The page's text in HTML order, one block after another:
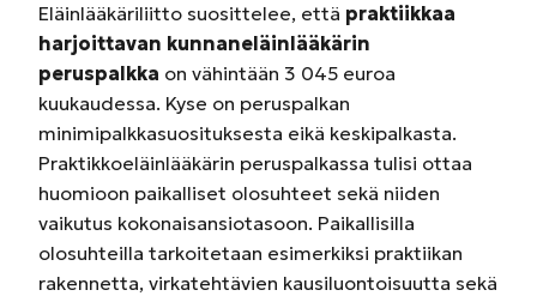
Eläinlääkäriliitto suosittelee, että praktiikkaa
harjoittavan kunnaneläinlääkärin
peruspalkka on vähintään 3 045 euroa
kuukaudessa. Kyse on peruspalkan
minimipalkkasuosituksesta eikä keskipalkasta.
Praktikkoeläinlääkärin peruspalkassa tulisi ottaa
huomioon paikalliset olosuhteet sekä niiden
vaikutus kokonaisansiotasoon. Paikallisilla
olosuhteilla tarkoitetaan esimerkiksi praktiikan
rakennetta, virkatehtävien kausiluontoisuutta sekä